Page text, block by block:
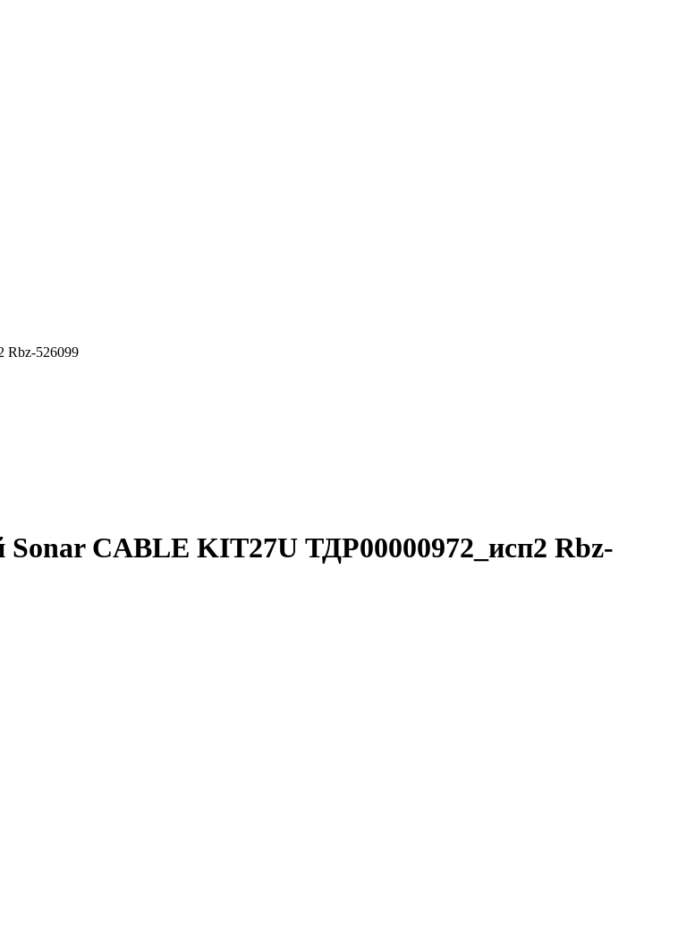
Rbz-526099
CABLE KIT27U ТДР00000972_исп2 Rbz-